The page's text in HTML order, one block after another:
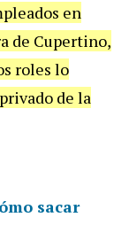
en
de Cupertino,
roles lo
de la
sacar